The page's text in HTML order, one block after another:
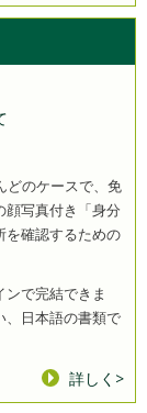
どのケースで、免
顔写真付き「身分
を確認するための
で完結できま
、日本語の書類で
詳しく>